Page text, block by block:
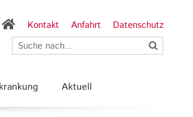
Kontakt Anfahrt Datenschutz
Aktuell